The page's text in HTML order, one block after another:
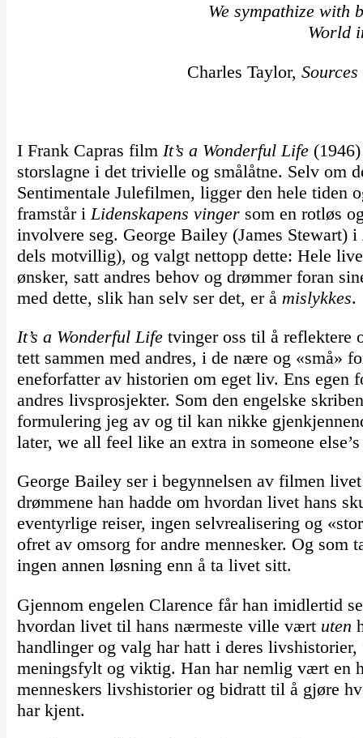
We sympathize with
World
Charles Taylor,
I Frank Capras film It’s a Wonderful Life
storslagne i det trivielle og smålåtne. Selv om
Sentimentale Julefilmen, ligger den hele tiden
framstår i Lidenskapens vinger som en rotløs
involvere seg. George Bailey (James Stewart) i
dels motvillig), og valgt nettopp dette: Hele
ønsker, satt andres behov og drømmer foran
med dette, slik han selv ser det, er å mislykkes.
It’s a Wonderful Life tvinger oss til å reflektere
tett sammen med andres, i de nære og «små»
eneforfatter av historien om eget liv. Ens
andres livsprosjekter. Som den engelske
formulering jeg av og til kan nikke
later, we all feel like an extra in someone
George Bailey ser i begynnelsen av filmen
drømmene han hadde om hvordan livet hans
eventyrlige reiser, ingen selvrealisering og
ofret av omsorg for andre mennesker. Og som
ingen annen løsning enn å ta livet sitt.
Gjennom engelen Clarence får han imidlertid
hvordan livet til hans nærmeste ville vært uten
handlinger og valg har hatt i deres
meningsfylt og viktig. Han har nemlig vært en
menneskers livshistorier og bidratt til å gjøre
har kjent.